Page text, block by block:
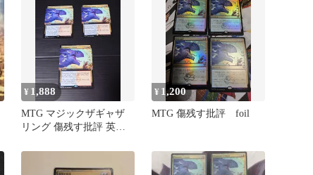
¥ 1,888
MTG マジックザギャザ
リング 傷残す批評 英語
¥ 1,200
MTG 傷残す批評 foil